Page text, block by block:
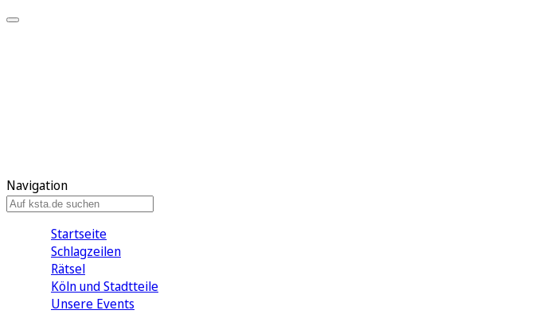
Navigation
Startseite
Schlagzeilen
Rätsel
Köln und Stadtteile
Unsere Events